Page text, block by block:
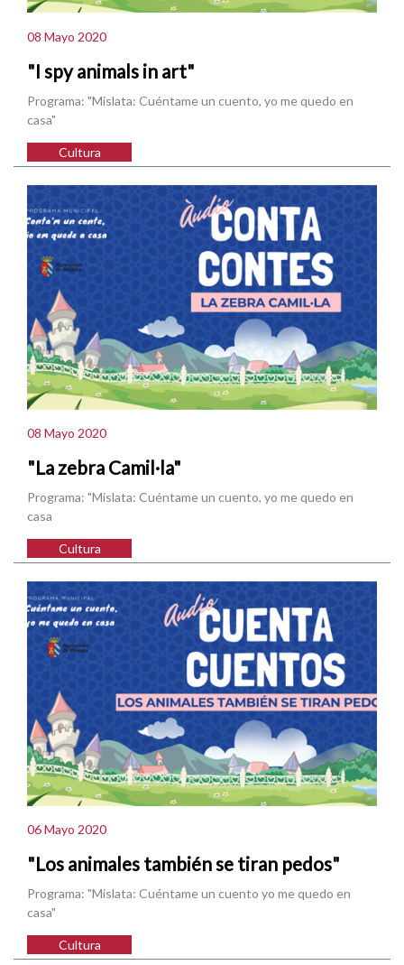
08 Mayo 2020
"I spy animals in art"
Programa: "Mislata: Cuéntame un cuento, yo me quedo en
casa"
Cultura
08 Mayo 2020
"La zebra Camil·la"
Programa: "Mislata: Cuéntame un cuento, yo me quedo en
casa
Cultura
06 Mayo 2020
"Los animales también se tiran pedos"
Programa: "Mislata: Cuéntame un cuento yo me quedo en
casa"
Cultura